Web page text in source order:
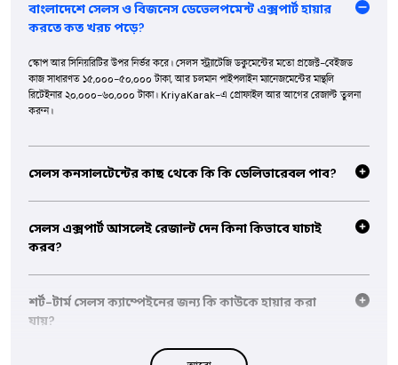
বাংলাদেশে সেলস ও বিজনেস ডেভেলপমেন্ট এক্সপার্ট হায়ার
করতে কত খরচ পড়ে?
স্কোপ আর সিনিয়রিটির উপর নির্ভর করে। সেলস স্ট্র্যাটেজি ডকুমেন্টের মতো প্রজেক্ট-বেইজড
কাজ সাধারণত ১৫,০০০-৫০,০০০ টাকা, আর চলমান পাইপলাইন ম্যানেজমেন্টের মান্থলি
রিটেইনার ২০,০০০-৬০,০০০ টাকা। KriyaKarak-এ প্রোফাইল আর আগের রেজাল্ট তুলনা
করুন।
সেলস কনসালটেন্টের কাছ থেকে কি কি ডেলিভারেবল পাব?
সেটআপ, পার্টনারশিপ প্রপোজাল আর কোয়ার্টারলি গ্রোথ স্ট্র্যাটেজি ডকুমেন্ট। বুকিংয়ের আগে ব্রিফে
মাপা যায় এমন টার্গেট ঠিক করে নিন।
সেলস এক্সপার্ট আসলেই রেজাল্ট দেন কিনা কিভাবে যাচাই
করব?
ক্যাম্পেইনের রেজাল্ট — আর আগের ক্লায়েন্টদের রিভিউ পড়ুন। KriyaKarak ভেরিফাইড
প্রোফাইলগুলো কোয়ালিটি রিভিউ পাস করা।
শর্ট-টার্ম সেলস ক্যাম্পেইনের জন্য কি কাউকে হায়ার করা
যায়?
হ্যাঁ, শর্ট-টার্ম এনগেজমেন্ট খুব কমন — যেমন প্রোডাক্ট লঞ্চ পুশ, লিড জেনারেশন স্প্রিন্ট বা সেলস